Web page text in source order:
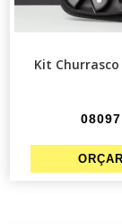
Kit Churrasco
08097